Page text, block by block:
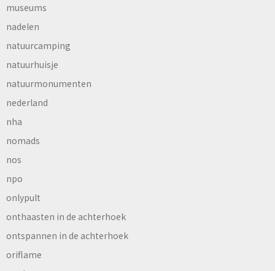
museums
nadelen
natuurcamping
natuurhuisje
natuurmonumenten
nederland
nha
nomads
nos
npo
onlypult
onthaasten in de achterhoek
ontspannen in de achterhoek
oriflame